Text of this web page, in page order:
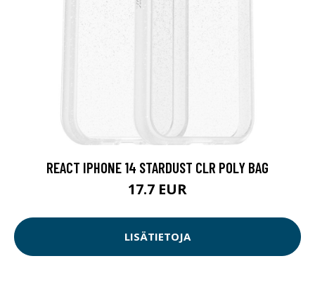
REACT IPHONE 14 STARDUST CLR POLY BAG
17.7 EUR
LISÄTIETOJA